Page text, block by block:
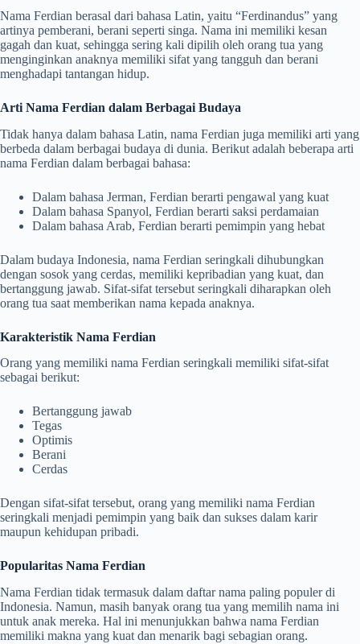
Nama Ferdian berasal dari bahasa Latin, yaitu “Ferdinandus” yang
artinya pemberani, berani seperti singa. Nama ini memiliki kesan
gagah dan kuat, sehingga sering kali dipilih oleh orang tua yang
menginginkan anaknya memiliki sifat yang tangguh dan berani
menghadapi tantangan hidup.
Arti Nama Ferdian dalam Berbagai Budaya
Tidak hanya dalam bahasa Latin, nama Ferdian juga memiliki arti yang
berbeda dalam berbagai budaya di dunia. Berikut adalah beberapa arti
nama Ferdian dalam berbagai bahasa:
Dalam bahasa Jerman, Ferdian berarti pengawal yang kuat
Dalam bahasa Spanyol, Ferdian berarti saksi perdamaian
Dalam bahasa Arab, Ferdian berarti pemimpin yang hebat
Dalam budaya Indonesia, nama Ferdian seringkali dihubungkan
dengan sosok yang cerdas, memiliki kepribadian yang kuat, dan
bertanggung jawab. Sifat-sifat tersebut seringkali diharapkan oleh
orang tua saat memberikan nama kepada anaknya.
Karakteristik Nama Ferdian
Orang yang memiliki nama Ferdian seringkali memiliki sifat-sifat
sebagai berikut:
Bertanggung jawab
Tegas
Optimis
Berani
Cerdas
Dengan sifat-sifat tersebut, orang yang memiliki nama Ferdian
seringkali menjadi pemimpin yang baik dan sukses dalam karir
maupun kehidupan pribadi.
Popularitas Nama Ferdian
Nama Ferdian tidak termasuk dalam daftar nama paling populer di
Indonesia. Namun, masih banyak orang tua yang memilih nama ini
untuk anak mereka. Hal ini menunjukkan bahwa nama Ferdian
memiliki makna yang kuat dan menarik bagi sebagian orang.